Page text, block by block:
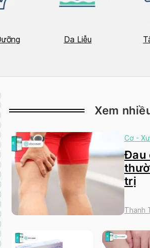
Da Liễu
Xem
Cơ -
Đau
trị
Thanh